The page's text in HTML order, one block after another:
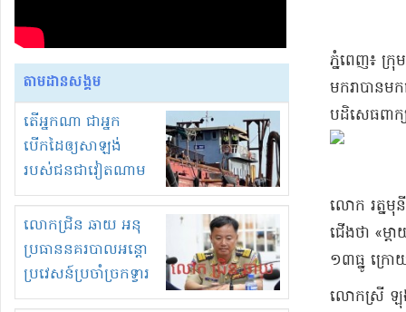
តាមដានសង្គម
តើអ្នកណា ជាអ្នក
បើកដៃឲ្យសាឡង់
របស់ជនជាវៀតណាម
ចូល មកខុស
ច្បាប់លួចបូមខ្សាច់នៅ
ក្នុងប្រទេសកម្ពុជា
លោកជ្រិន ឆាយ អនុ
ប្រធាននគរបាលអន្តោ
ប្រវេសន៍ប្រចាំច្រកទ្វារ
ព្រំដែនភ្នំឌិន និងឈ្មួញ
ភ្នំពេញ​៖ ក្រុ
មករា​បានម
បដិសេធ​ពា
លោក រត្ន​មុ
ជើង​ថា «​ម្ត
១៣​ធ្នូ ក្រោ
លោកស្រី ឡុង